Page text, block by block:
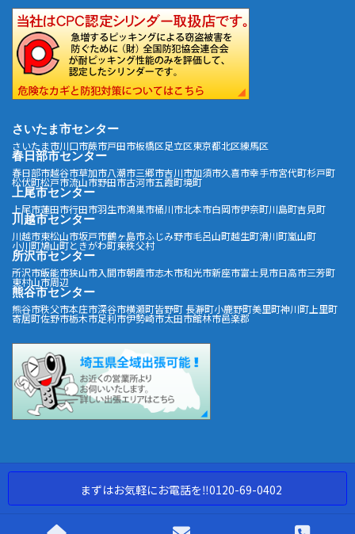
さいたま市センター
さいたま市川口市蕨市戸田市板橋区足立区東京都北区練馬区
春日部市センター
春日部市越谷市草加市八潮市三郷市吉川市加須市久喜市幸手市宮代町杉戸町
松伏町松戸市流山市野田市古河市五霞町境町
上尾市センター
上尾市蓮田市行田市羽生市鴻巣市桶川市北本市白岡市伊奈町川島町吉見町
川越市センター
川越市東松山市坂戸市鶴ヶ島市ふじみ野市毛呂山町越生町滑川町嵐山町
小川町鳩山町ときがわ町東秩父村
所沢市センター
所沢市飯能市狭山市入間市朝霞市志木市和光市新座市富士見市日高市三芳町
東村山市周辺
熊谷市センター
熊谷市秩父市本庄市深谷市横瀬町皆野町 長瀞町小鹿野町美里町神川町 上里町
寄居町佐野市栃木市足利市伊勢崎市太田市館林市邑楽郡
Copyright ©アートロックサービス All Rights Reserved.
まずはお気軽にお電話を‼︎0120-69-0402